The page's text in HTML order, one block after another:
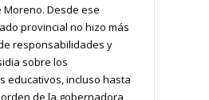
Moreno. Desde ese
provincial no hizo más
responsabilidades y
sobre los
educativos, incluso hasta
de la gobernadora